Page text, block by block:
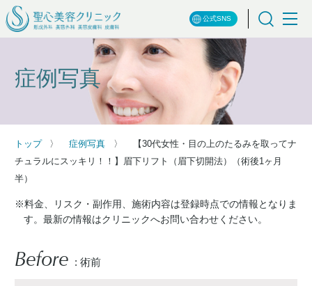
公式SNS
症例写真
トップ 症例写真
【30代女性・目の上のたるみを取ってナ
チュラルにスッキリ！！】眉下リフト（眉下切開法）（術後1ヶ月
半）
※料金、リスク・副作用、施術内容は登録時点での情報となりま
す。最新の情報はクリニックへお問い合わせください。
Before : 術前